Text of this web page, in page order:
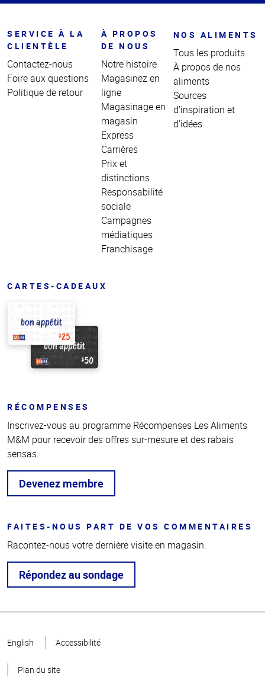
SERVICE À LA
CLIENTÈLE
Contactez-nous
Foire aux questions
Politique de retour
À PROPOS
DE NOUS
Notre histoire
Magasinez en
ligne
Magasinage en
magasin
Express
Carrières
Prix et
distinctions
Responsabilité
sociale
Campagnes
médiatiques
Franchisage
NOS ALIMENTS
Tous les produits
À propos de nos
aliments
Sources
d'inspiration et
d'idées
CARTES-CADEAUX
RÉCOMPENSES
Inscrivez-vous au programme Récompenses Les Aliments
M&M pour recevoir des offres sur-mesure et des rabais
sensas.
Devenez membre
FAITES-NOUS PART DE VOS COMMENTAIRES
Racontez-nous votre dernière visite en magasin.
Répondez au sondage
page
English Accessibilité
Plan du site